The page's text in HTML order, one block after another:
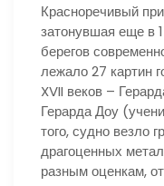
Красноречивый
затонувшая еще в
берегов
лежало 27 картин
XVII веков –
Герарда Доу
того, судно везло
драгоценных
разным оценкам,